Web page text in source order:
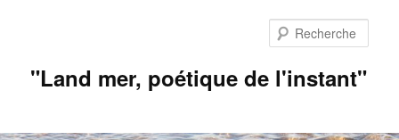
"Land mer, poétique de l'instant"